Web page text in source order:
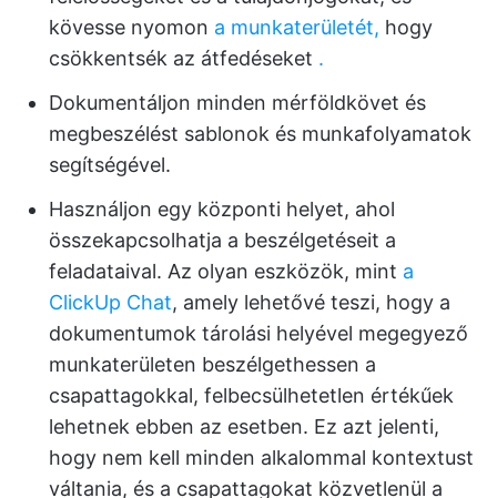
kövesse nyomon a munkaterületét, hogy
csökkentsék az átfedéseket .
Dokumentáljon minden mérföldkövet és
megbeszélést sablonok és munkafolyamatok
segítségével.
Használjon egy központi helyet, ahol
összekapcsolhatja a beszélgetéseit a
feladataival. Az olyan eszközök, mint a
ClickUp Chat, amely lehetővé teszi, hogy a
dokumentumok tárolási helyével megegyező
munkaterületen beszélgethessen a
csapattagokkal, felbecsülhetetlen értékűek
lehetnek ebben az esetben. Ez azt jelenti,
hogy nem kell minden alkalommal kontextust
váltania, és a csapattagokat közvetlenül a